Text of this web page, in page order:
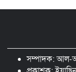
সম্পাদক: আল-